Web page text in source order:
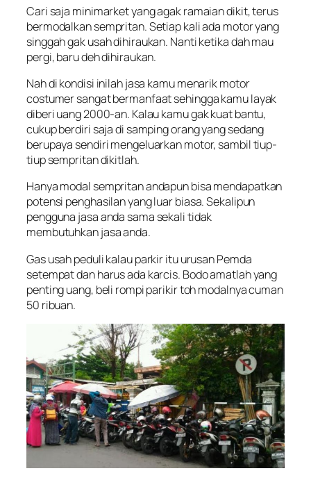
Cari saja minimarket yang agak ramaian dikit, terus
bermodalkan sempritan. Setiap kali ada motor yang
singgah gak usah dihiraukan. Nanti ketika dah mau
pergi, baru deh dihiraukan.
Nah di kondisi inilah jasa kamu menarik motor
costumer sangat bermanfaat sehingga kamu layak
diberi uang 2000-an. Kalau kamu gak kuat bantu,
cukup berdiri saja di samping orang yang sedang
berupaya sendiri mengeluarkan motor, sambil tiup-
tiup sempritan dikitlah.
Hanya modal sempritan andapun bisa mendapatkan
potensi penghasilan yang luar biasa. Sekalipun
pengguna jasa anda sama sekali tidak
membutuhkan jasa anda.
Gas usah peduli kalau parkir itu urusan Pemda
setempat dan harus ada karcis. Bodo amatlah yang
penting uang, beli rompi parikir toh modalnya cuman
50 ribuan.